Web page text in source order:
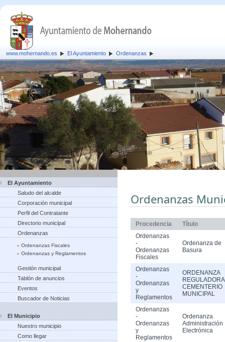
www.mohernando.es El Ayuntamiento Ordenanzas
El Ayuntamiento
Saludo del alcalde
Corporación municipal
Perfil del Contratante
Directorio municipal
Ordenanzas
Ordenanzas Fiscales
Ordenanzas y Reglamentos
Gestión municipal
Tablón de anuncios
Eventos
Buscador de Noticias
El Municipio
Nuestro municipio
Como llegar
Ordenanzas
Procedencia
Título
Ordenanzas
-
Ordenanzas
Fiscales
Ordenanza de
Basura
Ordenanzas
-
Ordenanzas
y
Reglamentos
ORDENANZA
CEMENTERIO
MUNICIPAL
Ordenanzas
-
Ordenanzas
y
Reglamentos
Ordenanza
Administración
Electrónica